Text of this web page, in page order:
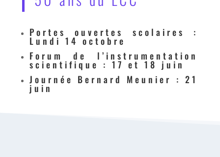
Portes ouvertes scolaires :
Lundi 14 octobre
Forum de l’instrumentation
scientifique : 17 et 18 juin
Journée Bernard Meunier
: 21
juin